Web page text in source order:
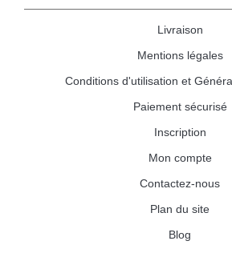
Livraison
Mentions légales
Conditions d'utilisation et
Paiement sécurisé
Inscription
Mon compte
Contactez-nous
Plan du site
Blog